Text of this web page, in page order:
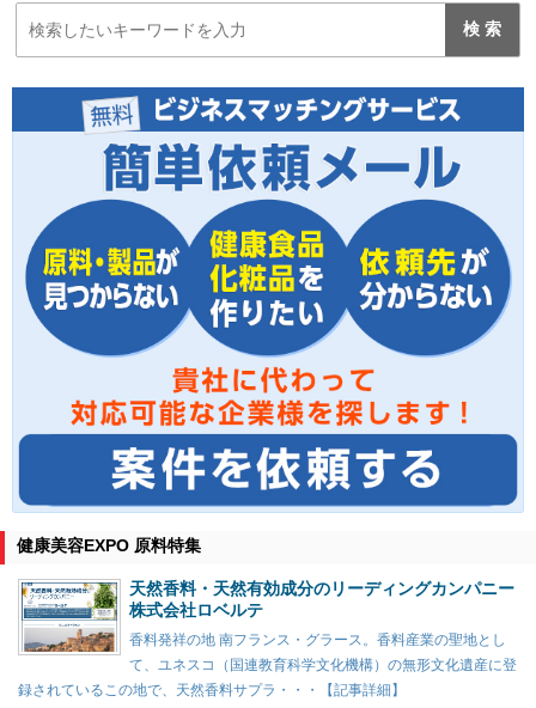
健康美容EXPO 原料特集
天然香料・天然有効成分のリーディングカンパニー
株式会社ロベルテ
香料発祥の地 南フランス・グラース。香料産業の聖地とし
て、ユネスコ（国連教育科学文化機構）の無形文化遺産に登
録されているこの地で、天然香料サプラ・・・【記事詳細】